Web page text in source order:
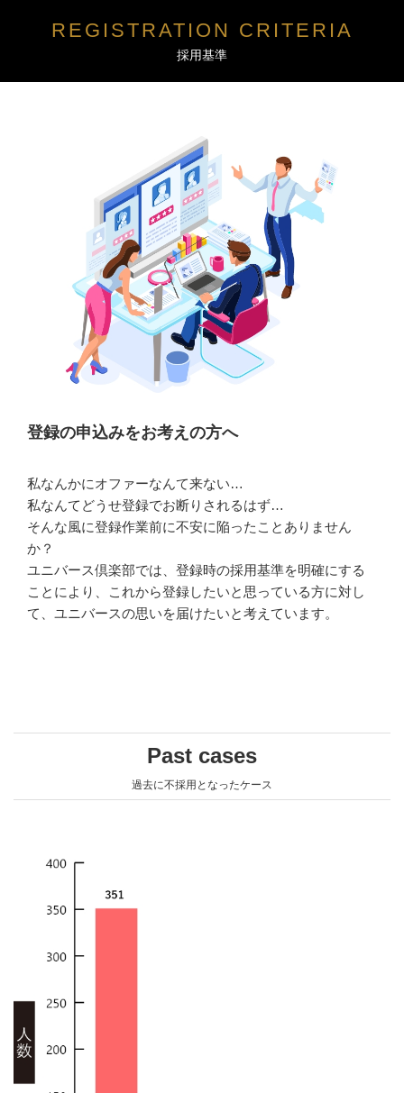
REGISTRATION CRITERIA
採用基準
登録の申込みをお考えの方へ
私なんかにオファーなんて来ない…
私なんてどうせ登録でお断りされるはず…
そんな風に登録作業前に不安に陥ったことありません
か？
ユニバース倶楽部では、登録時の採用基準を明確にする
ことにより、これから登録したいと思っている方に対し
て、ユニバースの思いを届けたいと考えています。
Past cases
過去に不採用となったケース